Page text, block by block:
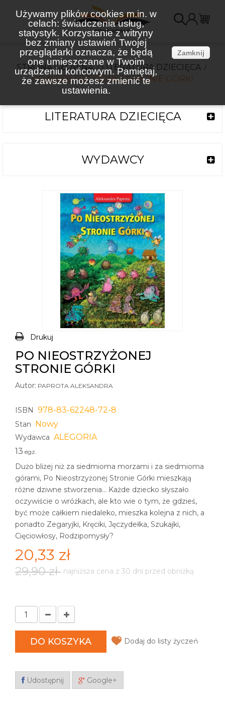
Używamy plików cookies m.in. w
celach: świadczenia usług,
statystyk. Korzystanie z witryny
bez zmiany ustawień Twojej
przeglądarki oznacza, że będą
one umieszczane w Twoim
urządzeniu końcowym. Pamiętaj,
że zawsze możesz zmienić te
ustawienia.
Zamknij
STRONA GŁÓWNA
LITERATURA DZIECIĘCA
PO NIEOSTRZYŻONEJ STRONIE GÓRKI
LITERATURA DZIECIĘCA
WYDAWCY
Drukuj
PO NIEOSTRZYŻONEJ
STRONIE GÓRKI
Autor: PAPROTA ALEKSANDRA
ISBN 978-83-62248-72-8
Stan Nowy
Wydawca ALEGORIA
13 egz.
Dużo bliżej niż za siedmioma morzami i za siedmioma
górami, Po Nieostrzyżonej Stronie Górki mieszkają
różne dziwne stworzenia… Każde dziecko słyszało
oczywiście o wróżkach, ale kto wie o tym, że gdzieś,
być może całkiem niedaleko, mieszka kolejna z nich, a
ponadto Zegaryjki, Kręciki, Jęczydełka, Szukajki,
Cięciowłosy, Rodzipomysły?
20,33 zł
29,90 zł najniższa cena z 30 dni przed obniżką
DO KOSZYKA Dodaj do listy życzeń
Udostępnij Google+